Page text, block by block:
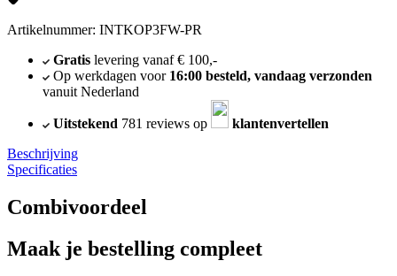
Artikelnummer: INTKOP3FW-PR
Gratislevering vanaf € 100,-
Op werkdagen voor 16:00 besteld, vandaag verzonden
vanuit Nederland
Uitstekend 781 reviews op
klantenvertellen
Beschrijving
Specificaties
Combivoordeel
Maak je bestelling compleet